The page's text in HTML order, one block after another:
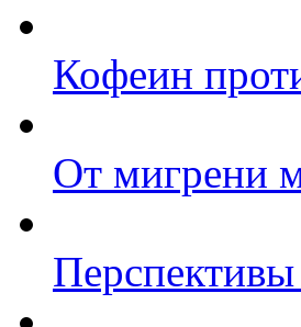
Кофеин
От мигрени